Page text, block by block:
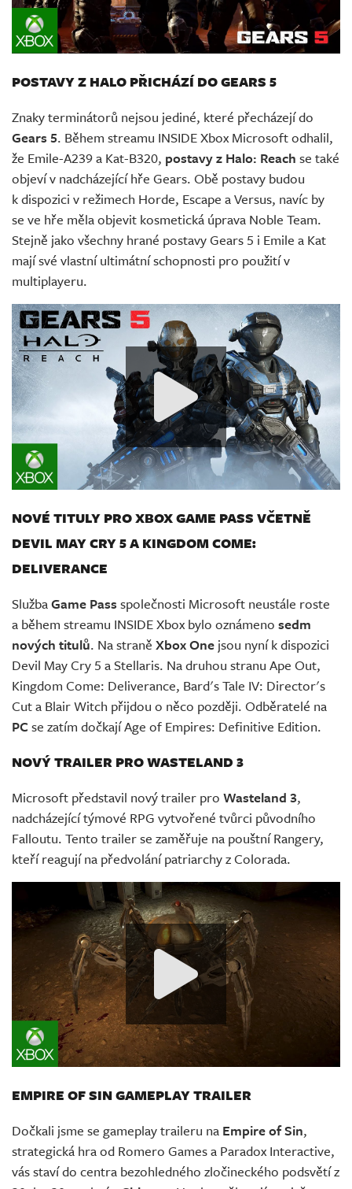
POSTAVY Z HALO PŘICHÁZÍ DO GEARS 5
Znaky terminátorů nejsou jediné, které přecházejí do
Gears 5. Během streamu INSIDE Xbox Microsoft odhalil,
že Emile-A239 a Kat-B320, postavy z Halo: Reach se také
objeví v nadcházející hře Gears. Obě postavy budou
k dispozici v režimech Horde, Escape a Versus, navíc by
se ve hře měla objevit kosmetická úprava Noble Team.
Stejně jako všechny hrané postavy Gears 5 i Emile a Kat
mají své vlastní ultimátní schopnosti pro použití v
multiplayeru.
NOVÉ TITULY PRO XBOX GAME PASS VČETNĚ
DEVIL MAY CRY 5 A KINGDOM COME:
DELIVERANCE
SlužbaGame Pass společnosti Microsoft neustále roste
a během streamu INSIDE Xbox bylo oznámeno sedm
nových titulů. Na straně Xbox One jsou nyní k dispozici
Devil May Cry 5 a Stellaris. Na druhou stranu Ape Out,
Kingdom Come: Deliverance, Bard's Tale IV: Director's
Cut a Blair Witch přijdou o něco později. Odběratelé na
PC se zatím dočkají Age of Empires: Definitive Edition.
NOVÝ TRAILER PRO WASTELAND 3
Microsoft představil nový trailer pro Wasteland 3,
nadcházející týmové RPG vytvořené tvůrci původního
Falloutu. Tento trailer se zaměřuje na pouštní Rangery,
kteří reagují na předvolání patriarchy z Colorada.
EMPIRE OF SIN GAMEPLAY TRAILER
Dočkali jsme se gameplay traileru na Empire of Sin,
strategická hra od Romero Games a Paradox Interactive,
vás staví do centra bezohledného zločineckého podsvětí z